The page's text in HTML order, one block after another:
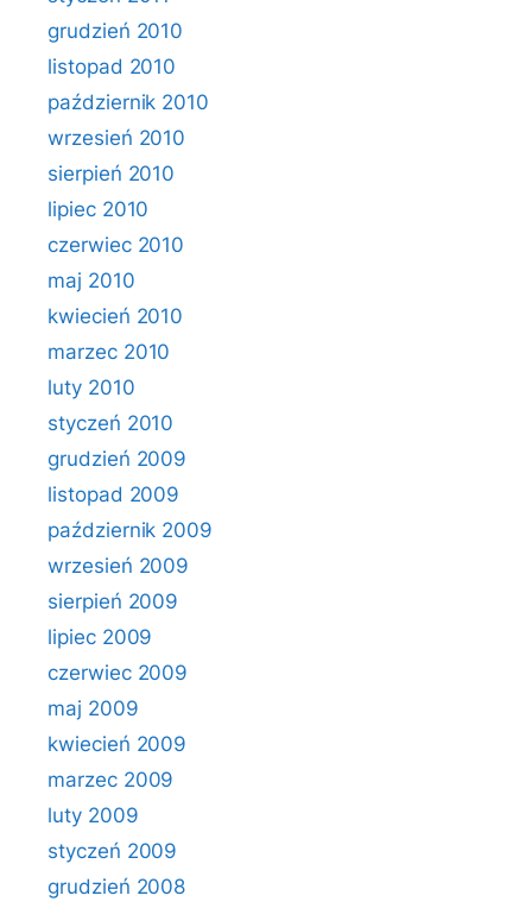
grudzień 2010
listopad 2010
październik 2010
wrzesień 2010
sierpień 2010
lipiec 2010
czerwiec 2010
maj 2010
kwiecień 2010
marzec 2010
luty 2010
styczeń 2010
grudzień 2009
listopad 2009
październik 2009
wrzesień 2009
sierpień 2009
lipiec 2009
czerwiec 2009
maj 2009
kwiecień 2009
marzec 2009
luty 2009
styczeń 2009
grudzień 2008